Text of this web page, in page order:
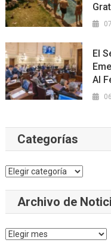
El
Al
Categorías
Categorías
Archivo de
Archivo